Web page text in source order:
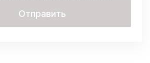
Отправить